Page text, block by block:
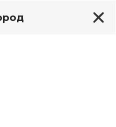
04 Кенди роз кор